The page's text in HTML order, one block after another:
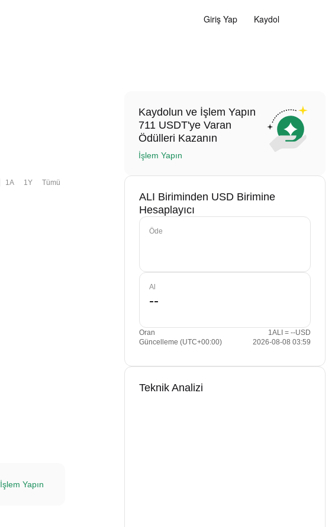
Giriş Yap Kaydol
1A 1Y Tümü
İşlem Yapın
Kaydolun ve İşlem Yapın
711 USDT'ye Varan
Ödülleri Kazanın
İşlem Yapın
ALI Biriminden USD Birimine
Hesaplayıcı
Öde
Al
Oran
1ALI = --USD
Güncelleme (UTC+00:00)
2026-08-08 03:59
Teknik Analizi